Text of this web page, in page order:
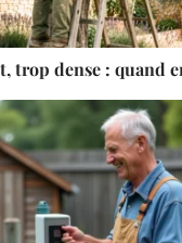
trop dense : quand